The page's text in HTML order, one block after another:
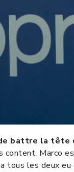
battre la tête
content. Marco
tous les deux eu